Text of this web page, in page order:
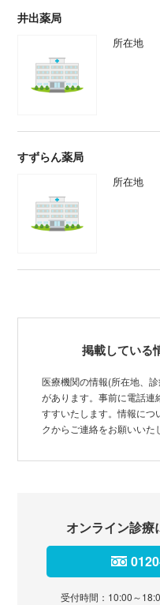
井出薬局
所在地
すずらん薬局
所在地
掲載している
医療機関の情報(所在地、
があります。事前に電話連
すすいたします。情報につ
クからご連絡をお願いいた
オンライン診療
受付時間：10:00～